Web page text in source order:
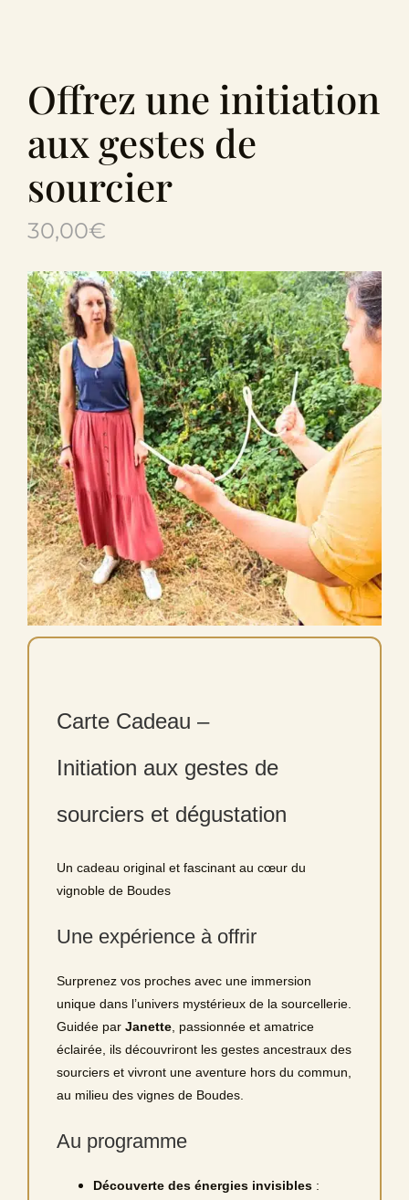
Œnotourisme
Acheter en ligne
Actualités
Contactez-nous
Offrez une initiation
aux gestes de
sourcier
30,00€
Carte Cadeau –
Initiation aux gestes de
sourciers et dégustation
Un cadeau original et fascinant au cœur du
vignoble de Boudes
Une expérience à offrir
Surprenez vos proches avec une immersion
unique dans l’univers mystérieux de la sourcellerie.
Guidée par Janette, passionnée et amatrice
éclairée, ils découvriront les gestes ancestraux des
sourciers et vivront une aventure hors du commun,
au milieu des vignes de Boudes.
Au programme
Découverte des énergies invisibles: